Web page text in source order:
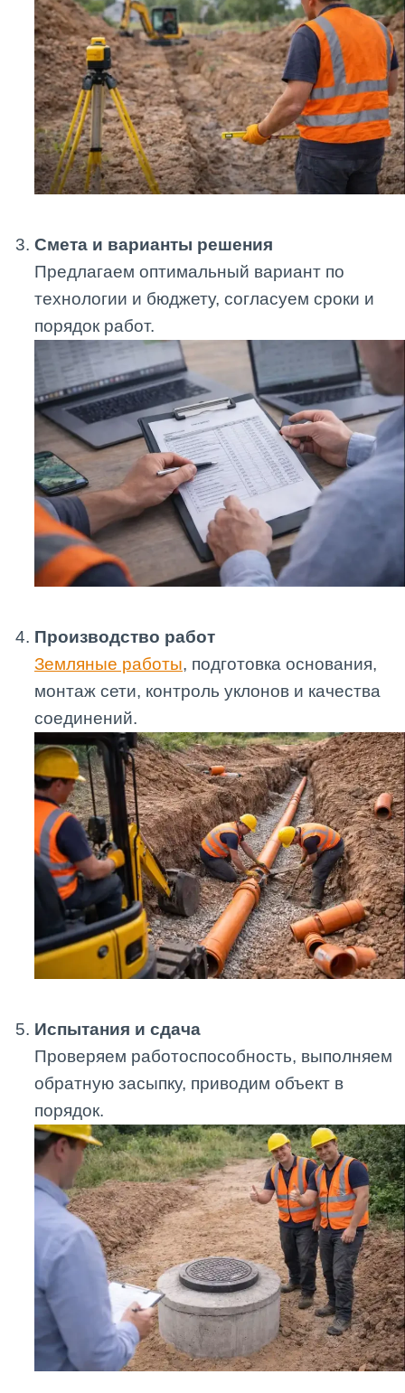
Смета и варианты решения
Предлагаем оптимальный вариант по
технологии и бюджету, согласуем сроки и
порядок работ.
Производство работ
Земляные работы, подготовка основания,
монтаж сети, контроль уклонов и качества
соединений.
Испытания и сдача
Проверяем работоспособность, выполняем
обратную засыпку, приводим объект в
порядок.